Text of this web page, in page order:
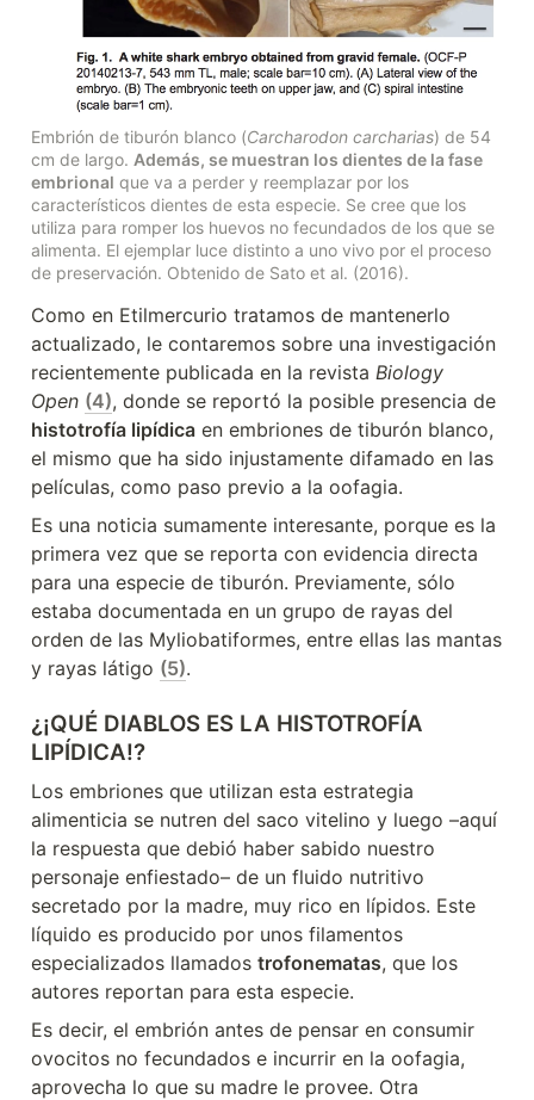
Embrión de tiburón blanco (Carcharodon carcharias) de 54
cm de largo. Además, se muestran los dientes de la fase
embrional que va a perder y reemplazar por los
característicos dientes de esta especie. Se cree que los
utiliza para romper los huevos no fecundados de los que se
alimenta. El ejemplar luce distinto a uno vivo por el proceso
de preservación. Obtenido de Sato et al. (2016).
Como en Etilmercurio tratamos de mantenerlo
actualizado, le contaremos sobre una investigación
recientemente publicada en la revista Biology
Open (4)
histotrofía lipídica en embriones de tiburón blanco,
el mismo que ha sido injustamente difamado en las
películas, como paso previo a la oofagia.
Es una noticia sumamente interesante, porque es la
primera vez que se reporta con evidencia directa
para una especie de tiburón. Previamente, sólo
estaba documentada en un grupo de rayas del
orden de las Myliobatiformes, entre ellas las mantas
y rayas látigo (5).
¿¡QUÉ DIABLOS ES LA HISTOTROFÍA
LIPÍDICA!?
Los embriones que utilizan esta estrategia
alimenticia se nutren del saco vitelino y luego –aquí
la respuesta que debió haber sabido nuestro
personaje enfiestado– de un fluido nutritivo
secretado por la madre, muy rico en lípidos. Este
líquido es producido por unos filamentos
especializados llamados trofonematas, que los
autores reportan para esta especie.
Es decir, el embrión antes de pensar en consumir
ovocitos no fecundados e incurrir en la oofagia,
aprovecha lo que su madre le provee. Otra